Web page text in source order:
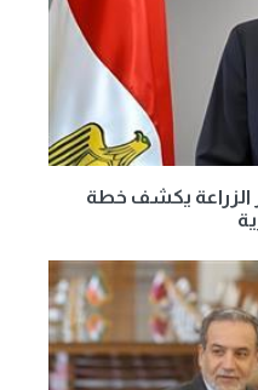
وزير الزراعة يكشف خطة